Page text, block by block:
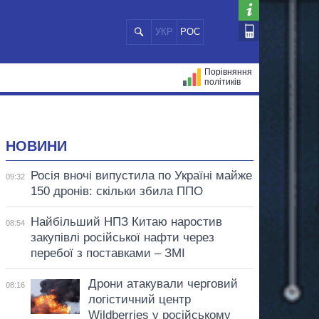
УКР РОС
Порівняння
політиків
НОВИНИ
09:32
Росія вночі випустила по Україні майже
150 дронів: скільки збила ППО
08:54
Найбільший НПЗ Китаю наростив
закупівлі російської нафти через
перебої з поставками – ЗМІ
08:16
Дрони атакували черговий
логістичний центр
Wildberries у російському